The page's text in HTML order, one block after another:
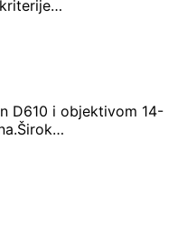
D610 i objektivom 14-